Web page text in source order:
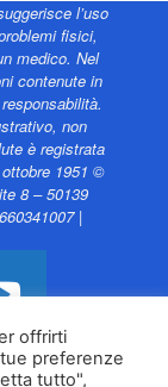
l’uso
fisici,
medico. Nel
contenute in
non
è registrata
1951 ©
8 – 50139
|
offrirti
preferenze
tutto",